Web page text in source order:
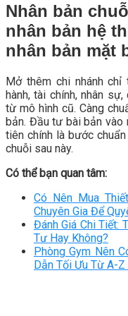
Nhân bản
nhân bản hệ
nhân bản mặt
Mở thêm chi nhánh chỉ
hành, tài chính, nhân
từ mô hình cũ. Càng
bản. Đầu tư bài bản vào
tiên chính là bước
chuỗi sau này.
Có thể bạn quan tâm:
Có Nên Mua
Chuyên Gia Để
Đánh Giá Chi Tiết:
Tư Hay Không?
Phòng Gym Nên
Dẫn Tối Ưu Từ A-